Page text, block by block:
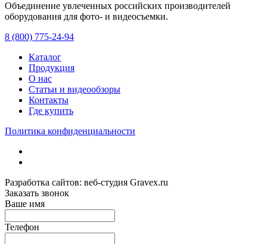
Объединение увлеченных российских производителей
оборудования для фото- и видеосъемки.
8 (800) 775-24-94
Каталог
Продукция
О нас
Статьи и видеообзоры
Контакты
Где купить
Политика конфиденциальности
Разработка сайтов: веб-студия Gravex.ru
Заказать звонок
Ваше имя
Телефон